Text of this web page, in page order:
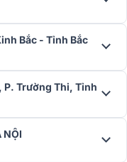
được tạo ra bởi loa trầm,
động mang lại âm trầm
nghe ở bất cứ đâu.
âm trầm. Vì vậy, nếu bạn
được âm thanh trầm sâu
Bắc - Tỉnh Bắc
P. Trường Thi, Tỉnh
NỘI